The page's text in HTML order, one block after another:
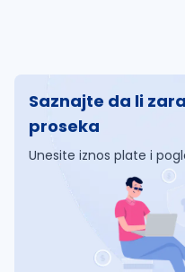
Saznajte da li
proseka
Unesite iznos plate i